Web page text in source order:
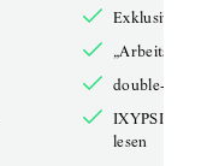
Exklusive
double-
lesen